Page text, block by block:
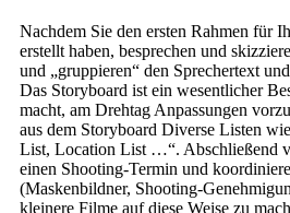
Nachdem Sie den ersten Rahmen für
erstellt haben, besprechen und
und „gruppieren“ den Sprechertext
Das Storyboard ist ein wesentlicher
macht, am Drehtag Anpassungen
aus dem Storyboard Diverse Listen
List, Location List …“. Abschließend
einen Shooting-Termin und
(Maskenbildner, Shooting-
kleinere Filme auf diese Weise zu